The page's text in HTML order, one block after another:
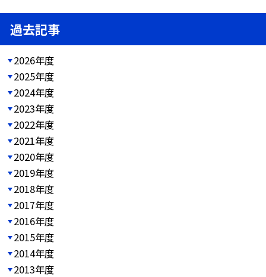
過去記事
2026年度
2025年度
2024年度
2023年度
2022年度
2021年度
2020年度
2019年度
2018年度
2017年度
2016年度
2015年度
2014年度
2013年度